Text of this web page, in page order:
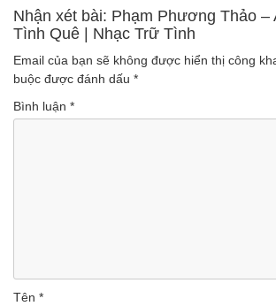
(Lượt nghe: 75)
Nhạc miền Tây đặc sắc
(Lượt nghe: 46)
Nhận xét bài: Phạm Phương Thảo –
Tình Quê | Nhạc Trữ Tình
Email của bạn sẽ không được hiển thị công
buộc được đánh dấu *
Bình luận *
Tên *